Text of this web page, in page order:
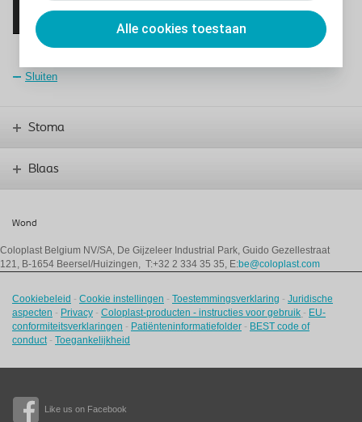
Alle cookies toestaan
Sluiten
Like us on Facebook
Stoma
Blaas
Wond
Coloplast Belgium NV/SA, De Gijzeleer Industrial Park, Guido Gezellestraat
121, B-1654 Beersel/Huizingen, T:+32 2 334 35 35, E:be@coloplast.com
Cookiebeleid - Cookie instellingen - Toestemmingsverklaring - Juridische
aspecten - Privacy - Coloplast-producten - instructies voor gebruik - EU-
conformiteitsverklaringen - Patiënteninformatiefolder - BEST code of
conduct - Toegankelijkheid